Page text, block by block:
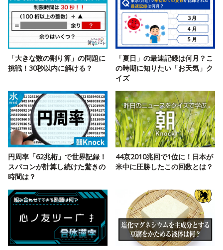
「大きな数の割り算」の問題に
挑戦！30秒以内に解ける？
「夏日」の最速記録は何月？こ
の時期に知りたい「お天気」ク
イズ
円周率「62兆桁」で世界記録！
スパコンが計算し続けた驚きの
時間は？
44京2010兆回で1位に！日本が
米中に圧勝したこの回数とは？